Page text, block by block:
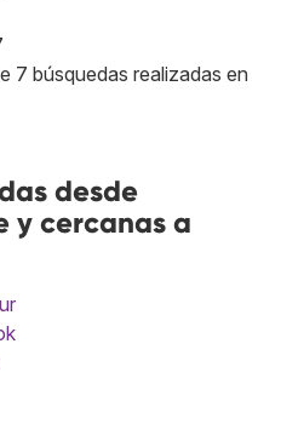
7 búsquedas realizadas en
desde
y cercanas a